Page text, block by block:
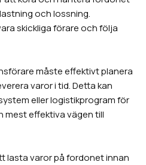
och lossning.
skickliga förare och följa
måste effektivt planera
varor i tid. Detta kan
eller logistikprogram för
effektiva vägen till
lasta varor på fordonet innan